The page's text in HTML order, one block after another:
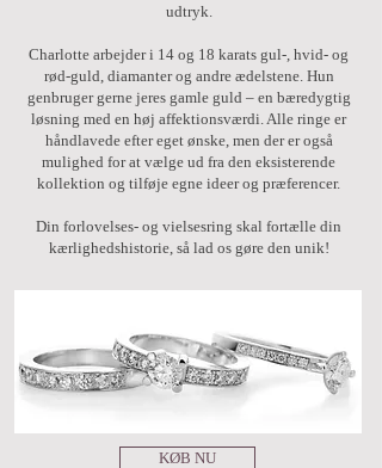
udtryk.
Charlotte arbejder i 14 og 18 karats gul-, hvid- og
rød-guld, diamanter og andre ædelstene. Hun
genbruger gerne jeres gamle guld – en bæredygtig
løsning med en høj affektionsværdi. Alle ringe er
håndlavede efter eget ønske, men der er også
mulighed for at vælge ud fra den eksisterende
kollektion og tilføje egne ideer og præferencer.
Din forlovelses- og vielsesring skal fortælle din
kærlighedshistorie, så lad os gøre den unik!
KØB NU